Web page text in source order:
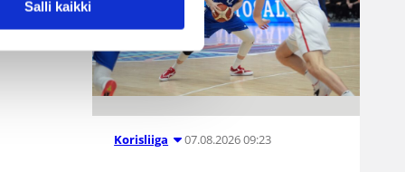
Salli kaikki
Korisliiga 07.08.2026 09:23